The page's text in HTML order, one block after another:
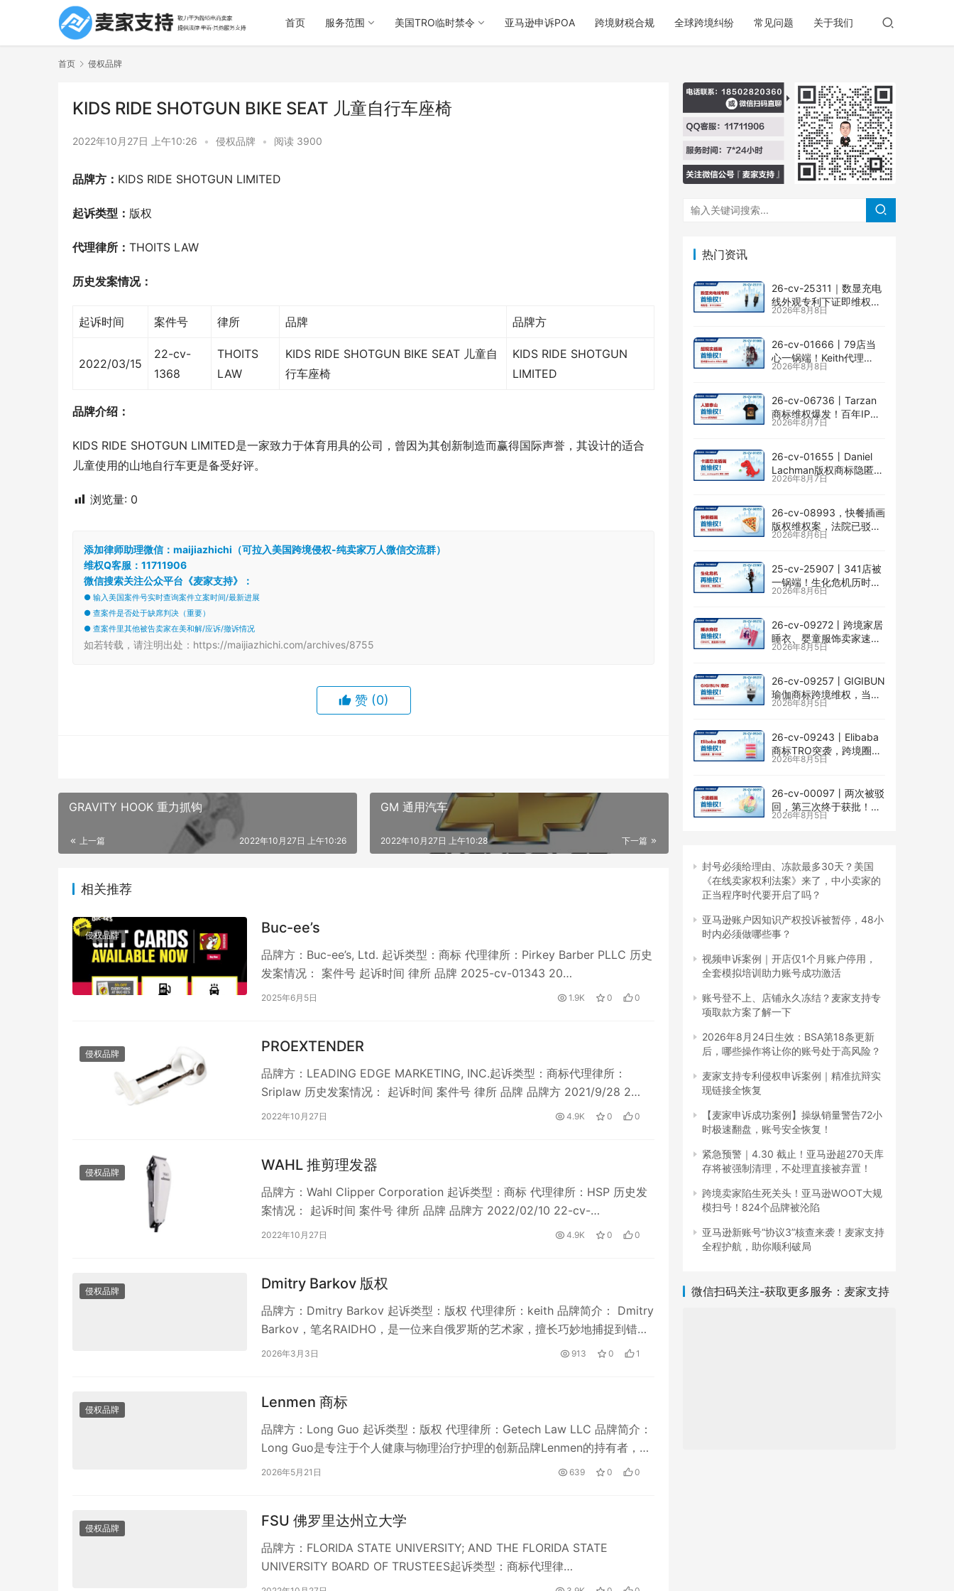
首页 服务范围 美国TRO临时禁令 亚马逊申诉POA 跨境财税合规 全球跨境纠纷 常见问题 关于我们
首页 侵权品牌
KIDS RIDE SHOTGUN BIKE SEAT 儿童自行车座椅
2022年10月27日 上午10:26 • 侵权品牌 • 阅读 3900
品牌方： KIDS RIDE SHOTGUN LIMITED
起诉类型： 版权
代理律所： THOITS LAW
历史发案情况：
起诉时间 案件号 律所 品牌 品牌方
2022/03/15
22-cv-
1368
THOITS
LAW
KIDS RIDE SHOTGUN BIKE SEAT 儿童自
行车座椅
KIDS RIDE SHOTGUN
LIMITED
品牌介绍：
KIDS RIDE SHOTGUN LIMITED是一家致力于体育用具的公司，曾因为其创新制造而赢得国际声誉，其设计的适合
儿童使用的山地自行车更是备受好评。
浏览量: 0
添加律师助理微信：maijiazhichi（可拉入美国跨境侵权-纯卖家万人微信交流群）
维权Q客服：11711906
微信搜索关注公众平台《麦家支持》：
● 输入美国案件号实时查询案件立案时间/最新进展
● 查案件是否处于缺席判决（重要）
● 查案件里其他被告卖家在美和解/应诉/撤诉情况
如若转载，请注明出处：https://maijiazhichi.com/archives/8755
赞 (0)
GRAVITY HOOK 重力抓钩
上一篇 2022年10月27日 上午10:26
GM 通用汽车
下一篇
2022年10月27日 上午10:28
相关推荐
侵权品牌 Buc-ee’s
品牌方：Buc-ee’s, Ltd. 起诉类型：商标 代理律所：Pirkey Barber PLLC 历史
发案情况： 案件号 起诉时间 律所 品牌 2025-cv-01343 20…
2025年6月5日 1.9K 0 0
侵权品牌 PROEXTENDER
品牌方：LEADING EDGE MARKETING, INC.起诉类型：商标代理律所：
Sriplaw 历史发案情况： 起诉时间 案件号 律所 品牌 品牌方 2021/9/28 2…
2022年10月27日 4.9K 0 0
侵权品牌 WAHL 推剪理发器
品牌方：Wahl Clipper Corporation 起诉类型：商标 代理律所：HSP 历史发
案情况： 起诉时间 案件号 律所 品牌 品牌方 2022/02/10 22-cv-…
2022年10月27日 4.9K 0 0
侵权品牌 Dmitry Barkov 版权
品牌方：Dmitry Barkov 起诉类型：版权 代理律所：keith 品牌简介： Dmitry
Barkov，笔名RAIDHO，是一位来自俄罗斯的艺术家，擅长巧妙地捕捉到错综
复…
2026年3月3日 913 0 1
侵权品牌 Lenmen 商标
品牌方：Long Guo 起诉类型：版权 代理律所：Getech Law LLC 品牌简介：
Long Guo是专注于个人健康与物理治疗护理的创新品牌Lenmen的持有者，以
现代科…
2026年5月21日 639 0 0
侵权品牌 FSU 佛罗里达州立大学
品牌方：FLORIDA STATE UNIVERSITY; AND THE FLORIDA STATE
UNIVERSITY BOARD OF TRUSTEES起诉类型：商标代理律…
热门资讯
26-cv-25311｜数显充电
线外观专利下证即维权，
71店涉案面临TRO冻结风
2026年8月8日
26-cv-01666㇑79店当
心一锅端！Keith代理
Jessica Allain已出手，卖
2026年8月8日
26-cv-06736㇑Tarzan
商标维权爆发！百年IP下
场TRO横扫多个类目
2026年8月7日
26-cv-01655㇑Daniel
Lachman版权商标隐匿维
权，I am… unstoppable
2026年8月7日
26-cv-08993，快餐插画
版权维权案，法院已驳回
批量合并，剩余商家不要
2026年8月6日
25-cv-25907㇑341店被
一锅端！生化危机历时半
年TRO传票已发，8月24
2026年8月6日
26-cv-09272㇑跨境家居
睡衣、婴童服饰卖家速自
查CENLYE商标滥用情况
2026年8月5日
26-cv-09257㇑GIGIBUN
瑜伽商标跨境维权，当心
TRO冻结风险
2026年8月5日
26-cv-09243㇑Elibaba
商标TRO突袭，跨境圈内
卷持续升级
2026年8月5日
26-cv-00097㇑两次被驳
回，第三次终于获批！几
乎被遗忘的Senay
2026年8月5日
封号必须给理由、冻款最多30天？美国
《在线卖家权利法案》来了，中小卖家的
正当程序时代要开启了吗？
亚马逊账户因知识产权投诉被暂停，48小
时内必须做哪些事？
视频申诉案例｜开店仅1个月账户停用，
全套模拟培训助力账号成功激活
账号登不上、店铺永久冻结？麦家支持专
项取款方案了解一下
2026年8月24日生效：BSA第18条更新
后，哪些操作将让你的账号处于高风险？
麦家支持专利侵权申诉案例｜精准抗辩实
现链接全恢复
【麦家申诉成功案例】操纵销量警告72小
时极速翻盘，账号安全恢复！
紧急预警｜4.30 截止！亚马逊超270天库
存将被强制清理，不处理直接被弃置！
跨境卖家陷生死关头！亚马逊WOOT大规
模扫号！824个品牌被沦陷
亚马逊新账号“协议3”核查来袭！麦家支持
全程护航，助你顺利破局
微信扫码关注-获取更多服务：麦家支持